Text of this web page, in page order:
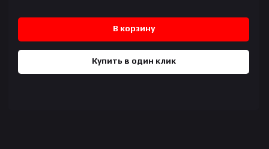
В корзину
Купить в один клик